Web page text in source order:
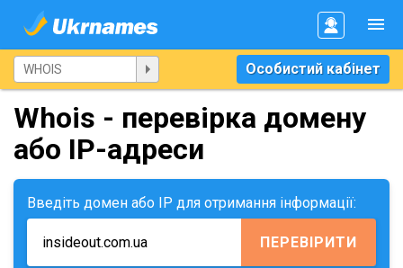
Особистий кабінет
Whois - перевірка домену
або IP-адреси
Введіть домен або IP для отримання інформації:
ПЕРЕВІРИТИ